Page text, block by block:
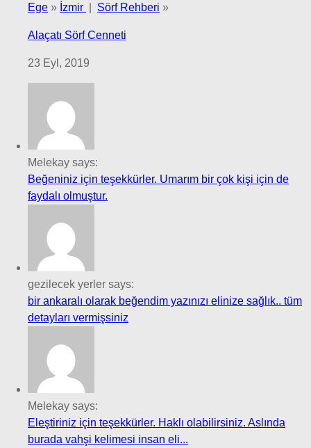
Ege » İzmir Sörf Rehberi »
Alaçatı Sörf Cenneti
23 Eyl, 2019
Melekay says:
Beğeniniz için teşekkürler. Umarım bir çok kişi için de
faydalı olmuştur.
gezilecek yerler says:
bir ankaralı olarak beğendim yazınızı elinize sağlık.. tüm
detayları vermişsiniz
Melekay says:
Eleştiriniz için teşekkürler. Haklı olabilirsiniz. Aslında
burada vahşi kelimesi insan eli...